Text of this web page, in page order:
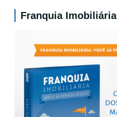
Franquia Imobiliária